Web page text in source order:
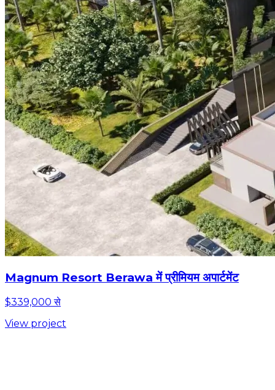
Magnum Resort Berawa में प्रीमियम अपार्टमेंट
$339,000 से
View project